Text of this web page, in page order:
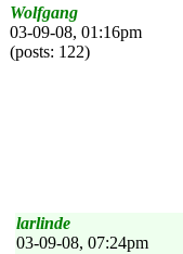
Wolfgang
03-09-08, 01:16pm
(posts: 122)
larlinde
03-09-08, 07:24pm